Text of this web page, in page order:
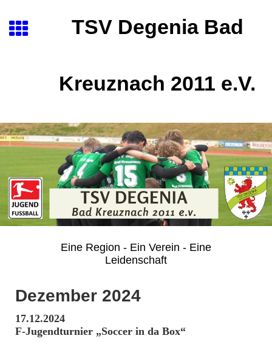
TSV Degenia Bad
Kreuznach 2011 e.V.
Eine Region - Ein Verein - Eine
Leidenschaft
Dezember 2024
17.12.2024
F-Jugendturnier „Soccer in da Box“